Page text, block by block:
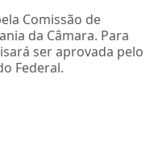
Comissão de
da Câmara. Para
ser aprovada pelo
Federal.